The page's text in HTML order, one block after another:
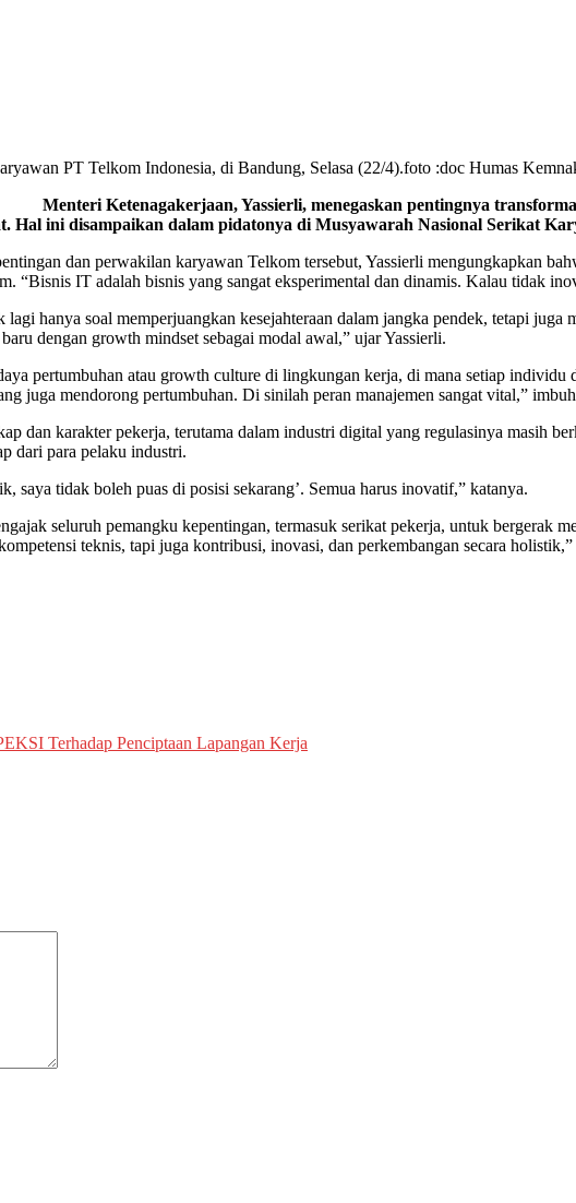
PT Telkom Indonesia, di Bandung, Selasa (22/4).foto :doc Humas
Ketenagakerjaan, Yassierli, menegaskan pentingnya transformasi
Hal ini disampaikan dalam pidatonya di Musyawarah Nasional Serikat
dan perwakilan karyawan Telkom tersebut, Yassierli mengungkapkan
“Bisnis IT adalah bisnis yang sangat eksperimental dan dinamis. Kalau tidak
hanya soal memperjuangkan kesejahteraan dalam jangka pendek, tetapi
dengan growth mindset sebagai modal awal,” ujar Yassierli.
pertumbuhan atau growth culture di lingkungan kerja, di mana setiap
juga mendorong pertumbuhan. Di sinilah peran manajemen sangat vital,”
dan karakter pekerja, terutama dalam industri digital yang regulasinya masih
dari para pelaku industri.
saya tidak boleh puas di posisi sekarang’. Semua harus inovatif,” katanya.
seluruh pemangku kepentingan, termasuk serikat pekerja, untuk bergerak
teknis, tapi juga kontribusi, inovasi, dan perkembangan secara
Terhadap Penciptaan Lapangan Kerja